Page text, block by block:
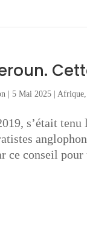
|5 Mai 2025 |Afrique
s’était
ce conseil pour